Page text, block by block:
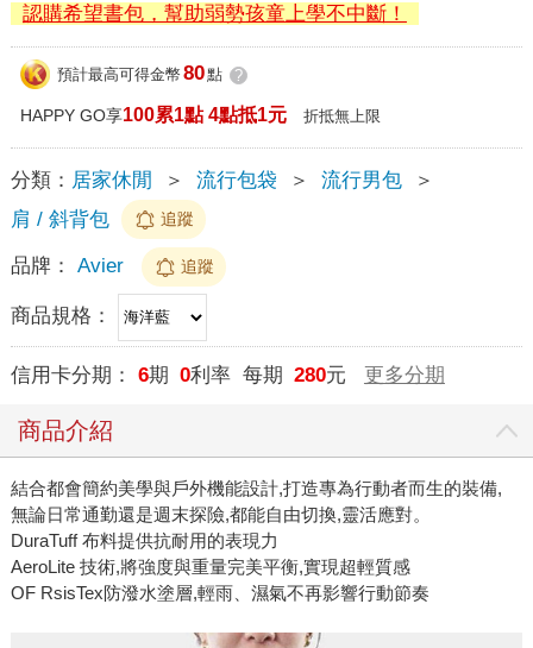
認購希望書包，幫助弱勢孩童上學不中斷！
預計最高可得金幣 80點 ?
HAPPY GO享100累1點 4點抵1元 折抵無上限
分類： 居家休閒 ＞ 流行包袋 ＞ 流行男包
＞
肩 / 斜背包
追蹤
品牌： Avier 追蹤
商品規格：
信用卡分期： 6期 0利率 每期 280元 更多分期
商品介紹
結合都會簡約美學與戶外機能設計,打造專為行動者而生的裝備,
無論日常通勤還是週末探險,都能自由切換,靈活應對。
DuraTuff 布料提供抗耐用的表現力
AeroLite 技術,將強度與重量完美平衡,實現超輕質感
OF RsisTex防潑水塗層,輕雨、濕氣不再影響行動節奏